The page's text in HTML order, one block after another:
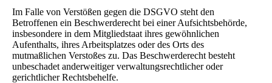
Im Falle von Verstößen gegen die DSGVO steht den
Betroffenen ein Beschwerderecht bei einer Aufsichtsbehörde,
insbesondere in dem Mitgliedstaat ihres gewöhnlichen
Aufenthalts, ihres Arbeitsplatzes oder des Orts des
mutmaßlichen Verstoßes zu. Das Beschwerderecht besteht
unbeschadet anderweitiger verwaltungsrechtlicher oder
gerichtlicher Rechtsbehelfe.